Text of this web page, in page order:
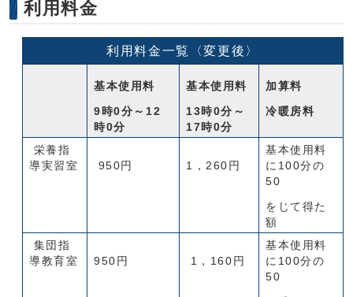
利用料金
利用料金一覧〈変更後〉
基本使用料
9時0分～12
時0分
基本使用料
13時0分～
17時0分
加算料
冷暖房料
栄養指
導実習室
950円 1，260円
基本使用料
に100分の
50
をじて得た
額
集団指
導教育室
950円 1，160円
基本使用料
に100分の
50